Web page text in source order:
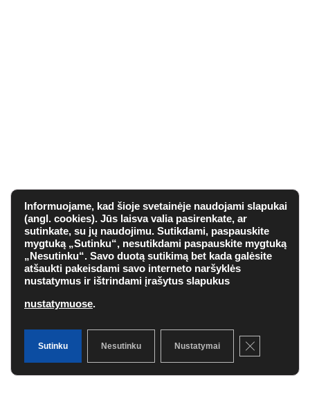
Informuojame, kad šioje svetainėje naudojami slapukai
(angl. cookies). Jūs laisva valia pasirenkate, ar
sutinkate, su jų naudojimu. Sutikdami, paspauskite
mygtuką „Sutinku“, nesutikdami paspauskite mygtuką
„Nesutinku“. Savo duotą sutikimą bet kada galėsite
atšaukti pakeisdami savo interneto naršyklės
nustatymus ir ištrindami įrašytus slapukus
nustatymuose.
Sutinku Nesutinku Nustatymai Close